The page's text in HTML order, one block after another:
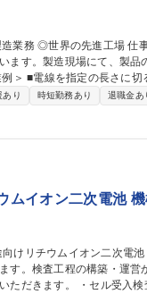
す。製造現場にて、製品
■電線に番号やラベルを付
で、未経験の方でも安心し
い者採用/茨
あり 時短勤務あり 退職金あ
ムイオン二次電池
す。検査工程の構築・運営
検査工程の構築お